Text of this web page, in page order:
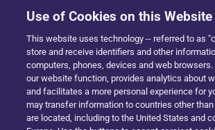
Copyright © 2022 Solera | All Rights
Facebook LinkedInYouTube
Use of Cookies on this Website
This website uses technology -- referred to as
store and receive identifiers and other
computers, phones, devices and web
our website function, provides analytics about
and facilitates a more personal experience for
may transfer information to countries other
are located, including to the United States and